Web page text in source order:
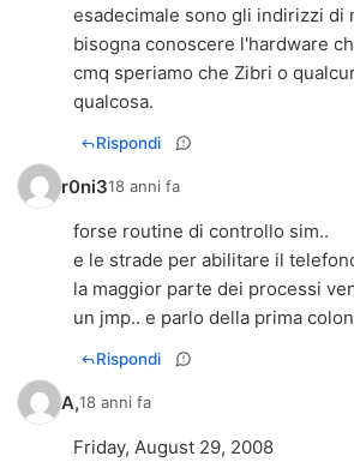
esadecimale sono gli indirizzi di
bisogna conoscere l'hardware
cmq speriamo che Zibri o
qualcosa.
Rispondi
r0ni318 anni fa
forse routine di controllo sim..
e le strade per abilitare il
la maggior parte dei processi
un jmp.. e parlo della prima
Rispondi
A,18 anni fa
Friday, August 29, 2008